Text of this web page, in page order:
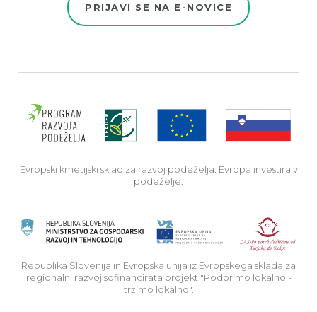
PRIJAVI SE NA E-NOVICE
Evropski kmetijski sklad za razvoj podeželja: Evropa investira v
podeželje.
Republika Slovenija in Evropska unija iz Evropskega sklada za
regionalni razvoj sofinancirata projekt "Podprimo lokalno -
tržimo lokalno".